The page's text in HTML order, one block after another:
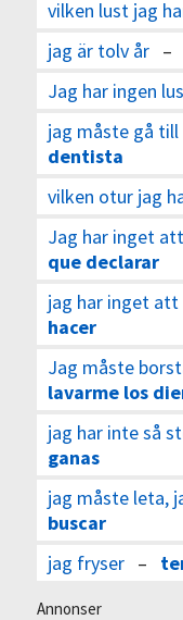
vilken lust jag
jag är tolv år–
Jag har ingen
jag måste gå
dentista
vilken otur jag
Jag har inget
que declarar
jag har inget att
hacer
Jag måste
lavarme los
jag har inte så
ganas
jag måste leta,
buscar
jag fryser–
Annonser